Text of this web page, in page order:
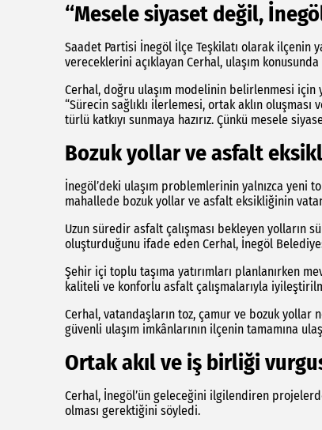
“Mesele siyaset değil,
Saadet Partisi İnegöl İlçe Teşkilatı olarak ilçenin
vereceklerini açıklayan Cerhal, ulaşım
Cerhal, doğru ulaşım modelinin belirlenmesi için
“Sürecin sağlıklı ilerlemesi, ortak aklın
türlü katkıyı sunmaya hazırız. Çünkü mesele
Bozuk yollar ve asfalt
İnegöl’deki ulaşım problemlerinin yalnızca yeni
mahallede bozuk yollar ve asfalt eksikliğinin
Uzun süredir asfalt çalışması bekleyen yolların
oluşturduğunu ifade eden Cerhal, İnegöl
Şehir içi toplu taşıma yatırımları planlanırken
kaliteli ve konforlu asfalt çalışmalarıyla
Cerhal, vatandaşların toz, çamur ve bozuk
güvenli ulaşım imkânlarının ilçenin tamamına
Ortak akıl ve iş birliği
Cerhal, İnegöl’ün geleceğini ilgilendiren
olması gerektiğini söyledi.